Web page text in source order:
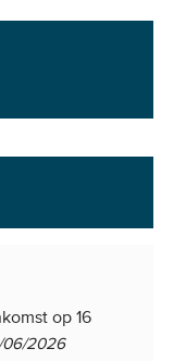
op 16
06/2026